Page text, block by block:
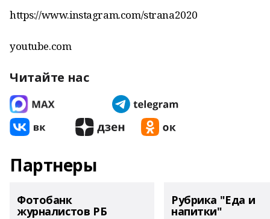
https://www.instagram.com/strana2020
youtube.com
Читайте нас
Партнеры
Фотобанк
журналистов РБ
Рубрика "Еда и
напитки"